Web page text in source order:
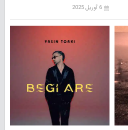
6 آوریل 2025